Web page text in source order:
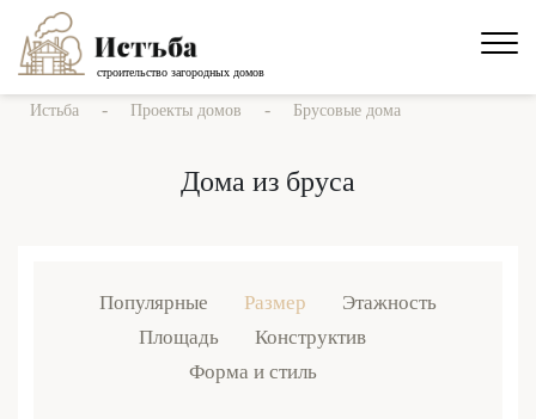
строительство загородных домов
Истьба - Проекты домов - Брусовые дома
Дома из бруса
Популярные Размер
Этажность
Площадь
Конструктив
Форма и стиль